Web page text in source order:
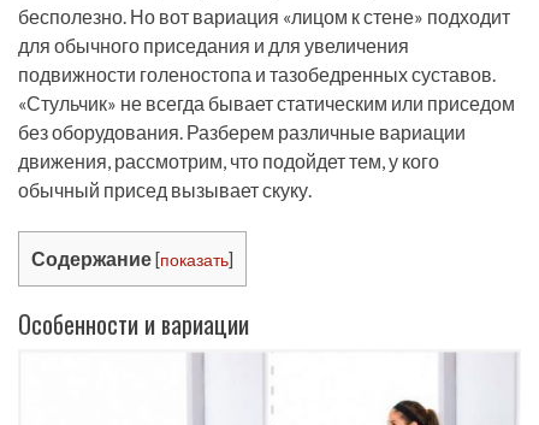
бесполезно. Но вот вариация «лицом к стене» подходит
для обычного приседания и для увеличения
подвижности голеностопа и тазобедренных суставов.
«Стульчик» не всегда бывает статическим или приседом
без оборудования. Разберем различные вариации
движения, рассмотрим, что подойдет тем, у кого
обычный присед вызывает скуку.
Содержание [показать]
Особенности и вариации